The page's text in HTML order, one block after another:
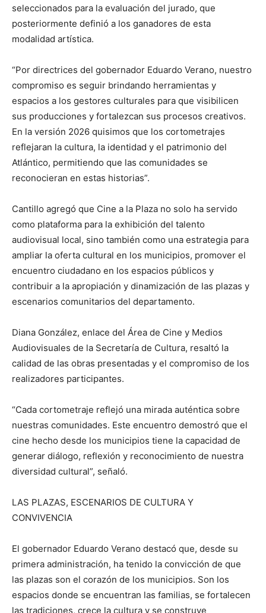
seleccionados para la evaluación del jurado, que
posteriormente definió a los ganadores de esta
modalidad artística.
“Por directrices del gobernador Eduardo Verano, nuestro
compromiso es seguir brindando herramientas y
espacios a los gestores culturales para que visibilicen
sus producciones y fortalezcan sus procesos creativos.
En la versión 2026 quisimos que los cortometrajes
reflejaran la cultura, la identidad y el patrimonio del
Atlántico, permitiendo que las comunidades se
reconocieran en estas historias”.
Cantillo agregó que Cine a la Plaza no solo ha servido
como plataforma para la exhibición del talento
audiovisual local, sino también como una estrategia para
ampliar la oferta cultural en los municipios, promover el
encuentro ciudadano en los espacios públicos y
contribuir a la apropiación y dinamización de las plazas y
escenarios comunitarios del departamento.
Diana González, enlace del Área de Cine y Medios
Audiovisuales de la Secretaría de Cultura, resaltó la
calidad de las obras presentadas y el compromiso de los
realizadores participantes.
“Cada cortometraje reflejó una mirada auténtica sobre
nuestras comunidades. Este encuentro demostró que el
cine hecho desde los municipios tiene la capacidad de
generar diálogo, reflexión y reconocimiento de nuestra
diversidad cultural”, señaló.
LAS PLAZAS, ESCENARIOS DE CULTURA Y
CONVIVENCIA
El gobernador Eduardo Verano destacó que, desde su
primera administración, ha tenido la convicción de que
las plazas son el corazón de los municipios. Son los
espacios donde se encuentran las familias, se fortalecen
las tradiciones, crece la cultura y se construye